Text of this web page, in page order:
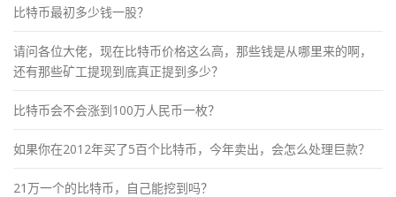
比特币最初多少钱一股？
请问各位大佬，现在比特币价格这么高，那些钱是从哪里来的啊，
还有那些矿工提现到底真正提到多少？
比特币会不会涨到100万人民币一枚？
如果你在2012年买了5百个比特币，今年卖出，会怎么处理巨款？
21万一个的比特币，自己能挖到吗？